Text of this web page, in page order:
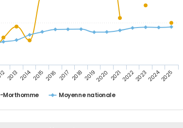
Moyenne nationale
2013201420152016 2017 201820192020 20212022202320242025